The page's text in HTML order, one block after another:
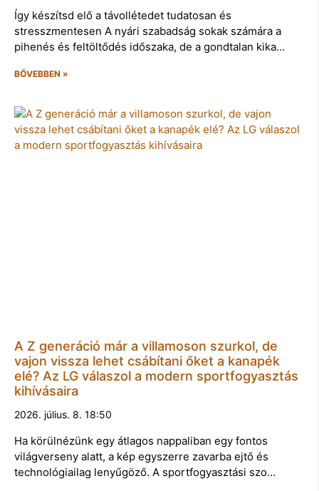
Így készítsd elő a távollétedet tudatosan és
stresszmentesen A nyári szabadság sokak számára a
pihenés és feltöltődés időszaka, de a gondtalan kika…
BŐVEBBEN »
A Z generáció már a villamoson szurkol, de
vajon vissza lehet csábítani őket a kanapék
elé? Az LG válaszol a modern sportfogyasztás
kihívásaira
2026. július. 8. 18:50
Ha körülnézünk egy átlagos nappaliban egy fontos
világverseny alatt, a kép egyszerre zavarba ejtő és
technológiailag lenyűgöző. A sportfogyasztási szo…